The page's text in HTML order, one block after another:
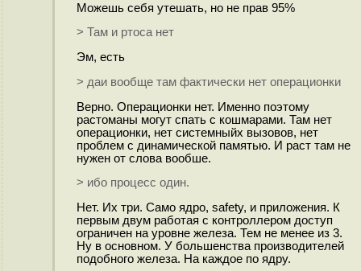
Можешь себя утешать, но не прав 95%
> Там и ртоса нет
Эм, есть
> даи вообще там фактически нет операционки
Верно. Операционки нет. Именно поэтому
растоманы могут спать с кошмарами. Там нет
операционки, нет системныйх вызовов, нет
проблем с динамической памятью. И раст там не
нужен от слова вообше.
> ибо процесс один.
Нет. Их три. Само ядро, safety, и приложения. К
первым двум работая с контроллером доступ
ограничен на уровне железа. Тем не менее из 3.
Ну в основном. У большенства производителей
подобного железа. На каждое по ядру.